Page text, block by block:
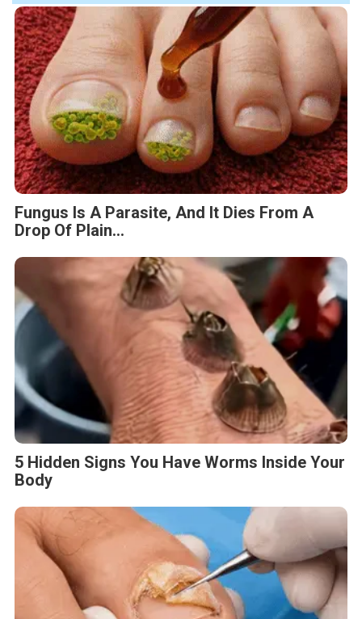
Fungus Is A Parasite, And It Dies From A
Drop Of Plain...
5 Hidden Signs You Have Worms Inside Your
Body